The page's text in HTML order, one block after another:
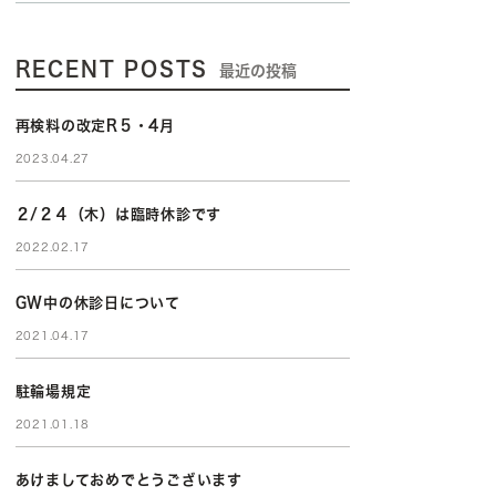
RECENT POSTS 最近の投稿
再検料の改定R５・4月
2023.04.27
２/２４（木）は臨時休診です
2022.02.17
GW中の休診日について
2021.04.17
駐輪場規定
2021.01.18
あけましておめでとうございます